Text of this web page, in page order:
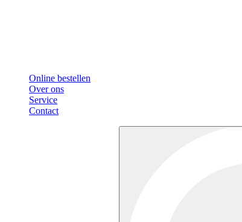
Online bestellen
Over ons
Service
Contact